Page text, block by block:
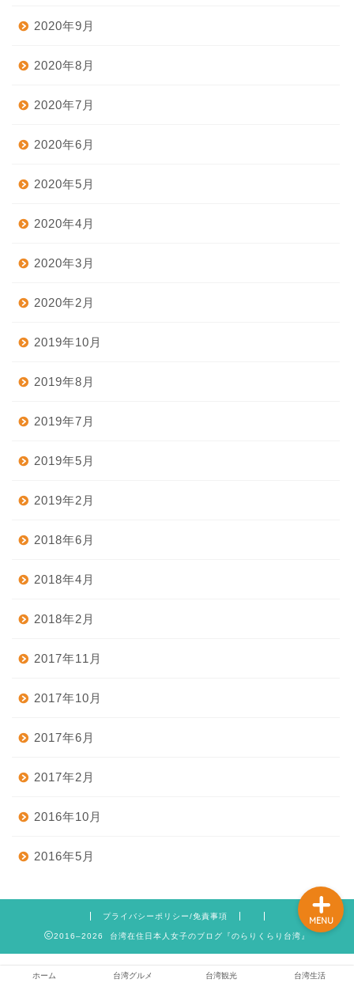
2020年9月
2020年8月
2020年7月
2020年6月
2020年5月
2020年4月
2020年3月
2020年2月
2019年10月
2019年8月
2019年7月
2019年5月
2019年2月
2018年6月
2018年4月
2018年2月
2017年11月
2017年10月
2017年6月
2017年2月
2016年10月
2016年5月
プライバシーポリシー/免責事項
2016–2026 台湾在住日本人女子のブログ『のらりくらり台湾』
ホーム 台湾グルメ 台湾観光 台湾生活
MENU